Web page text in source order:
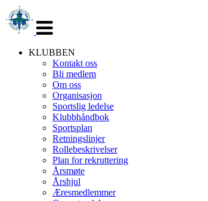
navigasjon
KLUBBEN
Kontakt oss
Bli medlem
Om oss
Organisasjon
Sportslig ledelse
Klubbhåndbok
Sportsplan
Retningslinjer
Rollebeskrivelser
Plan for rekruttering
Årsmøte
Årshjul
Æresmedlemmer